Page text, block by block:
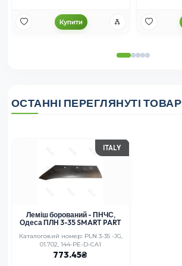
Купити
ОСТАННІ ПЕРЕГЛЯНУТІ
ITALY
Леміш борований - ПНЧС,
Одеса ПЛН 3-35 SMART PART
Каталоговий номер: PLN 3-35 -JG,
01.702, 144-PE-D-CA1
773.45